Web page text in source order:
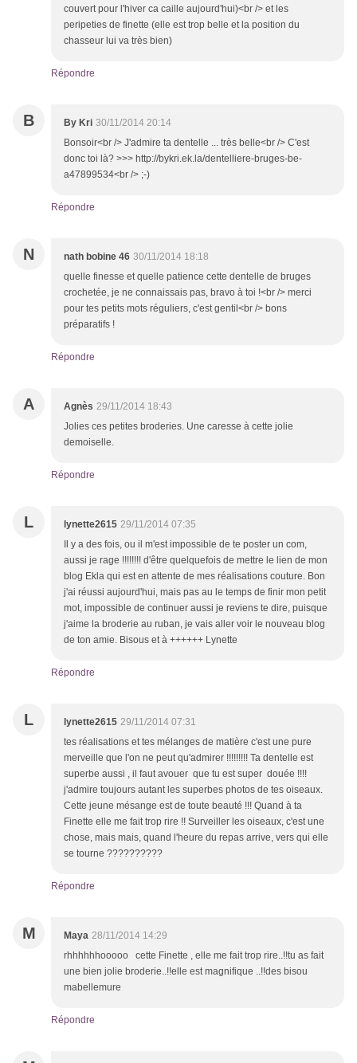
couvert pour l'hiver ca caille aujourd'hui)<br /> et les
peripeties de finette (elle est trop belle et la position du
chasseur lui va très bien)
Répondre
B By Kri 30/11/2014 20:14
Bonsoir<br /> J'admire ta dentelle ... très belle<br /> C'est
donc toi là? >>> http://bykri.ek.la/dentelliere-bruges-be-
a47899534<br /> ;-)
Répondre
N nath bobine 46 30/11/2014 18:18
quelle finesse et quelle patience cette dentelle de bruges
crochetée, je ne connaissais pas, bravo à toi !<br /> merci
pour tes petits mots réguliers, c'est gentil<br /> bons
préparatifs !
Répondre
A Agnès 29/11/2014 18:43
Jolies ces petites broderies. Une caresse à cette jolie
demoiselle.
Répondre
L lynette2615 29/11/2014 07:35
Il y a des fois, ou il m'est impossible de te poster un com,
aussi je rage !!!!!!!! d'être quelquefois de mettre le lien de mon
blog Ekla qui est en attente de mes réalisations couture. Bon
j'ai réussi aujourd'hui, mais pas au le temps de finir mon petit
mot, impossible de continuer aussi je reviens te dire, puisque
j'aime la broderie au ruban, je vais aller voir le nouveau blog
de ton amie. Bisous et à ++++++ Lynette
Répondre
L lynette2615 29/11/2014 07:31
tes réalisations et tes mélanges de matière c'est une pure
merveille que l'on ne peut qu'admirer !!!!!!!!! Ta dentelle est
superbe aussi , il faut avouer que tu est super douée !!!!
j'admire toujours autant les superbes photos de tes oiseaux.
Cette jeune mésange est de toute beauté !!! Quand à ta
Finette elle me fait trop rire !! Surveiller les oiseaux, c'est une
chose, mais mais, quand l'heure du repas arrive, vers qui elle
se tourne ??????????
Répondre
M Maya 28/11/2014 14:29
rhhhhhhooooo cette Finette , elle me fait trop rire..!!tu as fait
une bien jolie broderie..!!elle est magnifique ..!!des bisou
mabellemure
Répondre